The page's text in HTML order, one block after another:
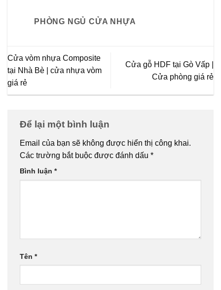
PHÒNG NGỦ CỬA NHỰA
Cửa vòm nhựa Composite
tại Nhà Bè | cửa nhựa vòm
giá rẻ
Cửa gỗ HDF tại Gò Vấp |
Cửa phòng giá rẻ
Để lại một bình luận
Email của bạn sẽ không được hiển thị công khai.
Các trường bắt buộc được đánh dấu *
Bình luận *
Tên *